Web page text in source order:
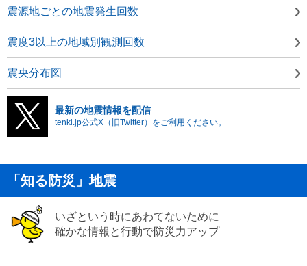
震源地ごとの地震発生回数
震度3以上の地域別観測回数
震央分布図
最新の地震情報を配信
tenki.jp公式X（旧Twitter）をご利用ください。
「知る防災」地震
いざという時にあわてないために
確かな情報と行動で防災力アップ